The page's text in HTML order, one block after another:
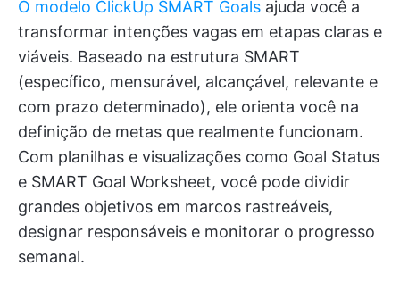
O modelo ClickUp SMART Goals ajuda você a
transformar intenções vagas em etapas claras e
viáveis. Baseado na estrutura SMART
(específico, mensurável, alcançável, relevante e
com prazo determinado), ele orienta você na
definição de metas que realmente funcionam.
Com planilhas e visualizações como Goal Status
e SMART Goal Worksheet, você pode dividir
grandes objetivos em marcos rastreáveis,
designar responsáveis e monitorar o progresso
semanal.